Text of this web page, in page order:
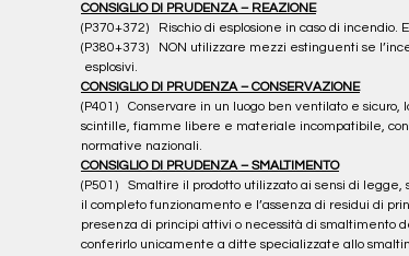
CONSIGLIO DI PRUDENZA – REAZIONE
(P370+372)   Rischio di esplosione in caso di incendio.
(P380+373)   NON utilizzare mezzi estinguenti se
esplosivi.
CONSIGLIO DI PRUDENZA – CONSERVAZIONE
(P401)   Conservare in un luogo ben ventilato e sicuro,
scintille, fiamme libere e materiale incompatibile,
normative nazionali.
CONSIGLIO DI PRUDENZA – SMALTIMENTO
(P501)   Smaltire il prodotto utilizzato ai sensi di legge,
il completo funzionamento e l’assenza di residui di
presenza di principi attivi o necessità di smaltimento
conferirlo unicamente a ditte specializzate allo